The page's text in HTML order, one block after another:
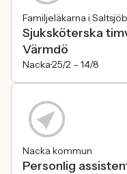
Familjeläkarna i
Sjuksköterska
Värmdö
Nacka25/2 – 14/8
Nacka kommun
Personlig